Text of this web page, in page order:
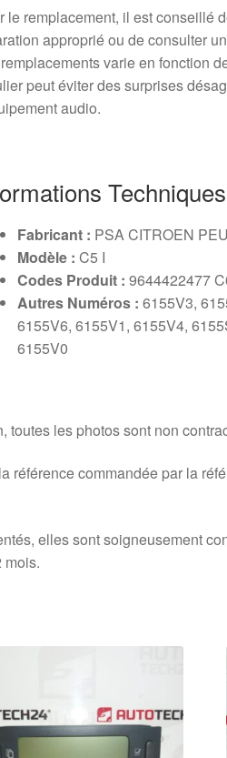
le remplacement, il est conseillé
approprié ou de consulter
varie en fonction
peut éviter des surprises
audio.
Techniques
Fabricant : PSA CITROEN
Modèle : C5 I
Codes Produit : 9644422477
Autres Numéros : 6155V3,
6155V6, 6155V1, 6155V4,
6155V0
les photos sont non
référence commandée par la
elles sont soigneusement
mois.